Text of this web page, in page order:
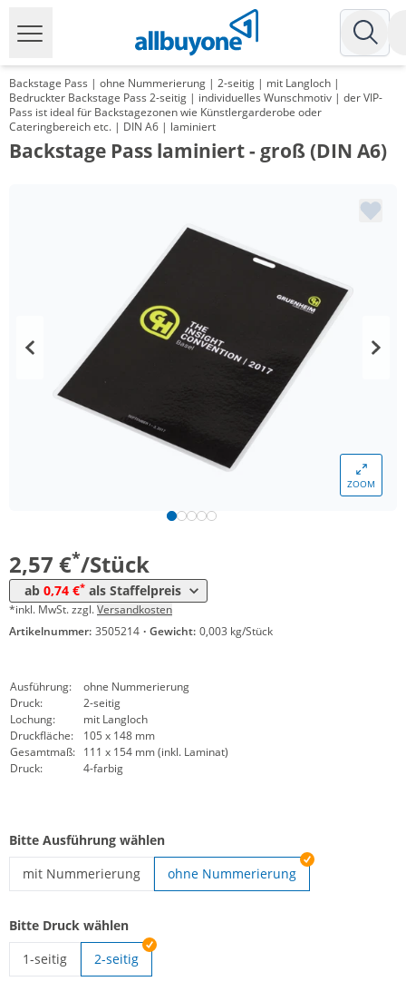
Backstage Pass | ohne Nummerierung | 2-seitig | mit Langloch |
Bedruckter Backstage Pass 2-seitig | individuelles Wunschmotiv | der VIP-
Pass ist ideal für Backstagezonen wie Künstlergarderobe oder
Cateringbereich etc. | DIN A6 | laminiert
Backstage Pass laminiert - groß (DIN A6)
ZOOM
2,57 €*/Stück
ab 0,74 €* als Staffelpreis
ab 100 Stück
ab 200 Stück
ab 250 Stück 1,09 €
1,04 €
ab 600 Stück
ab 800 Stück
ab 1000 Stück 0,74 €
*inkl. MwSt. zzgl.Versandkosten
Artikelnummer: 3505214 · Gewicht: 0,003 kg/Stück
Ausführung:
ohne Nummerierung
Druck:
2-seitig
Lochung:
mit Langloch
Druckfläche:
105 x 148 mm
Gesamtmaß: 111 x 154 mm (inkl. Laminat)
Druck:
4-farbig
Bitte Ausführung wählen
mit Nummerierung
ohne Nummerierung
Bitte Druck wählen
1-seitig
2-seitig